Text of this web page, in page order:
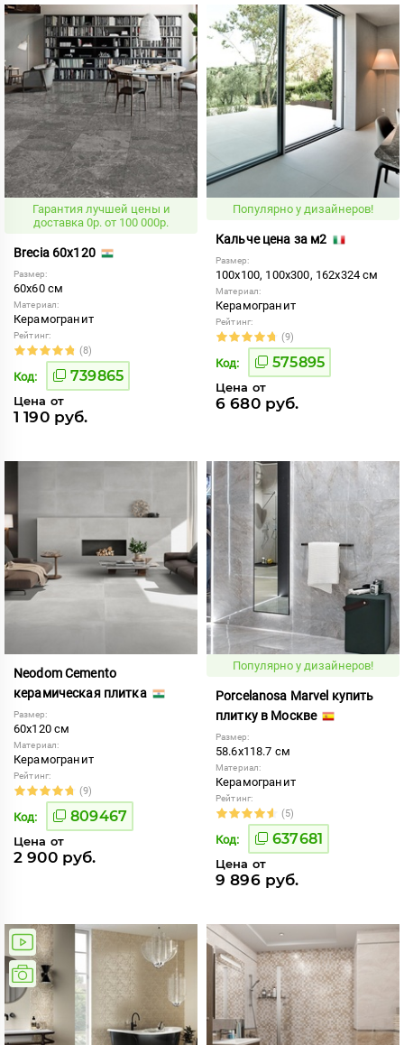
Гарантия лучшей цены и
доставка 0р. от 100 000р.
Brecia 60x120
Размер:
60x60 см
Материал:
Керамогранит
Рейтинг:
(8)
Код: 739865
Цена от
1 190 руб.
Популярно у дизайнеров!
Кальче цена за м2
Размер:
100x100, 100x300, 162x324 см
Материал:
Керамогранит
Рейтинг:
(9)
Код: 575895
Цена от
6 680 руб.
Neodom Cemento
керамическая плитка
Размер:
60x120 см
Материал:
Керамогранит
Рейтинг:
(9)
Код: 809467
Цена от
2 900 руб.
Популярно у дизайнеров!
Porcelanosa Marvel купить
плитку в Москве
Размер:
58.6x118.7 см
Материал:
Керамогранит
Рейтинг:
(5)
Код: 637681
Цена от
9 896 руб.